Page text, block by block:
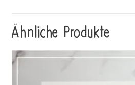
Ähnliche Produkte